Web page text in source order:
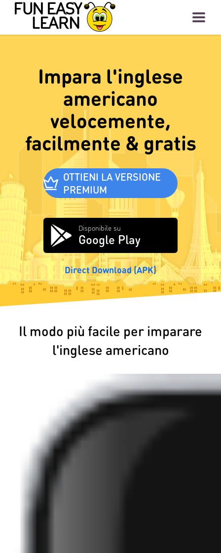
Impara l'inglese
americano
velocemente,
facilmente & gratis
OTTIENI LA VERSIONE
PREMIUM
Disponibile su
Google Play
Direct Download (APK)
Il modo più facile per imparare
l'inglese americano